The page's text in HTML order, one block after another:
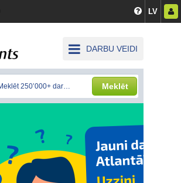
LV
DARBU VEIDI
Meklēt